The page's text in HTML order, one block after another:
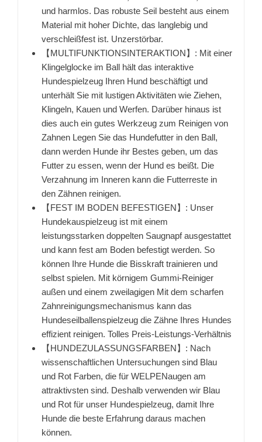
und harmlos. Das robuste Seil besteht aus einem
Material mit hoher Dichte, das langlebig und
verschleißfest ist. Unzerstörbar.
【MULTIFUNKTIONSINTERAKTION】: Mit einer
Klingelglocke im Ball hält das interaktive
Hundespielzeug Ihren Hund beschäftigt und
unterhält Sie mit lustigen Aktivitäten wie Ziehen,
Klingeln, Kauen und Werfen. Darüber hinaus ist
dies auch ein gutes Werkzeug zum Reinigen von
Zahnen Legen Sie das Hundefutter in den Ball,
dann werden Hunde ihr Bestes geben, um das
Futter zu essen, wenn der Hund es beißt. Die
Verzahnung im Inneren kann die Futterreste in
den Zähnen reinigen.
【FEST IM BODEN BEFESTIGEN】: Unser
Hundekauspielzeug ist mit einem
leistungsstarken doppelten Saugnapf ausgestattet
und kann fest am Boden befestigt werden. So
können Ihre Hunde die Bisskraft trainieren und
selbst spielen. Mit körnigem Gummi-Reiniger
außen und einem zweilagigen Mit dem scharfen
Zahnreinigungsmechanismus kann das
Hundeseilballenspielzeug die Zähne Ihres Hundes
effizient reinigen. Tolles Preis-Leistungs-Verhältnis
【HUNDEZULASSUNGSFARBEN】: Nach
wissenschaftlichen Untersuchungen sind Blau
und Rot Farben, die für WELPENaugen am
attraktivsten sind. Deshalb verwenden wir Blau
und Rot für unser Hundespielzeug, damit Ihre
Hunde die beste Erfahrung daraus machen
können.